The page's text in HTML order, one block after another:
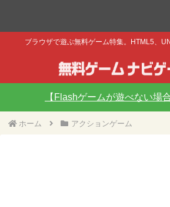
ブラウザで遊ぶ無料ゲーム特集。HTML5、
【Flashゲームが遊べない場
ホーム アクションゲーム